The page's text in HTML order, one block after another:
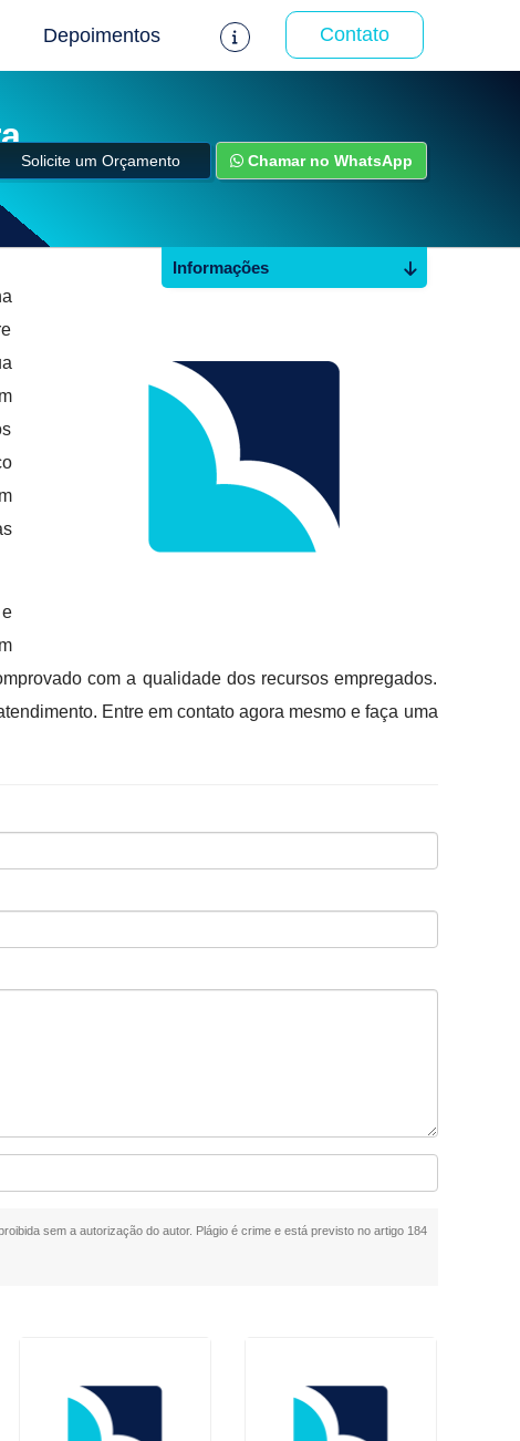
Depoimentos Contato
Solicite um Orçamento Chamar no WhatsApp
com a qualidade dos recursos empregados.
Entre em contato agora mesmo e faça uma
sem a autorização do autor. Plágio é crime e está previsto no artigo 184
Informações